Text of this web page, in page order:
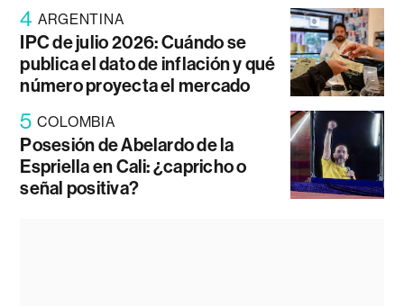
4 ARGENTINA
IPC de julio 2026: Cuándo se
publica el dato de inflación y qué
número proyecta el mercado
5 COLOMBIA
Posesión de Abelardo de la
Espriella en Cali: ¿capricho o
señal positiva?